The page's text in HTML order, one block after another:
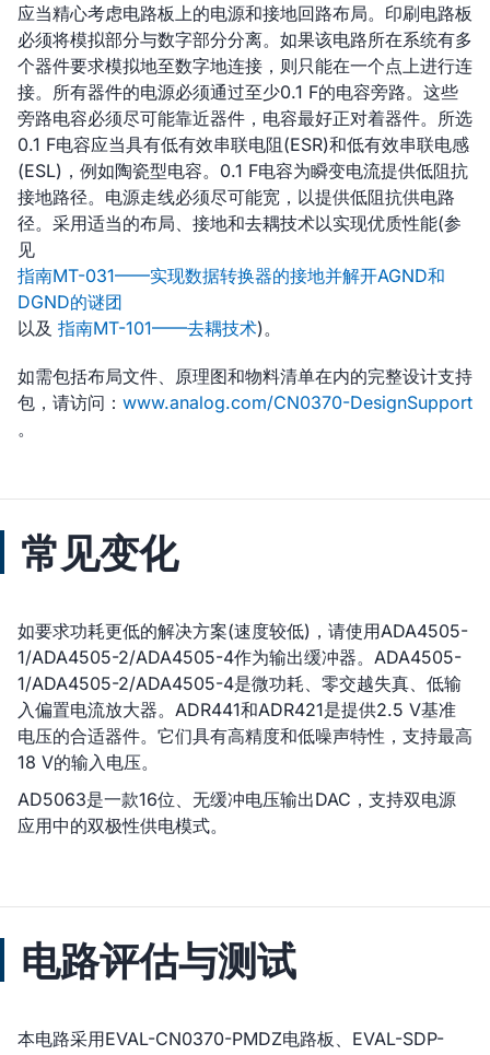
应当精心考虑电路板上的电源和接地回路布局。印刷电路板
必须将模拟部分与数字部分分离。如果该电路所在系统有多
个器件要求模拟地至数字地连接，则只能在一个点上进行连
接。所有器件的电源必须通过至少0.1 F的电容旁路。这些
旁路电容必须尽可能靠近器件，电容最好正对着器件。所选
0.1 F电容应当具有低有效串联电阻(ESR)和低有效串联电感
(ESL)，例如陶瓷型电容。0.1 F电容为瞬变电流提供低阻抗
接地路径。电源走线必须尽可能宽，以提供低阻抗供电路
径。采用适当的布局、接地和去耦技术以实现优质性能(参
见
指南MT-031——实现数据转换器的接地并解开AGND和
DGND的谜团
以及 指南MT-101——去耦技术)。
如需包括布局文件、原理图和物料清单在内的完整设计支持
包，请访问： www.analog.com/CN0370-DesignSupport
。
常见变化
如要求功耗更低的解决方案(速度较低)，请使用ADA4505-
1/ADA4505-2/ADA4505-4作为输出缓冲器。ADA4505-
1/ADA4505-2/ADA4505-4是微功耗、零交越失真、低输
入偏置电流放大器。ADR441和ADR421是提供2.5 V基准
电压的合适器件。它们具有高精度和低噪声特性，支持最高
18 V的输入电压。
AD5063是一款16位、无缓冲电压输出DAC，支持双电源
应用中的双极性供电模式。
电路评估与测试
本电路采用EVAL-CN0370-PMDZ电路板、EVAL-SDP-